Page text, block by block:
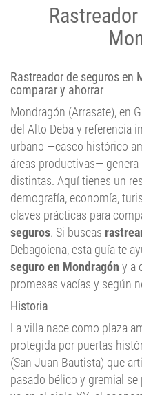
Rastreador de seguros en
Mondragón (Arrasate), en
del Alto Deba y referencia
urbano —casco histórico
áreas productivas—
distintas. Aquí tienes un
demografía, economía,
claves prácticas para
seguros. Si buscas
Debagoiena, esta guía te
seguro en Mondragóny a
promesas vacías y según
Historia
La villa nace como plaza
protegida por puertas
(San Juan Bautista) que
pasado bélico y gremial se
ya en el siglo XX, al
transformaron la